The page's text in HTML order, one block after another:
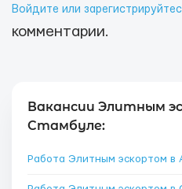
Войдите или
комментарии.
Вакансии Элитным
Стамбуле:
Работа Элитным эскортом в